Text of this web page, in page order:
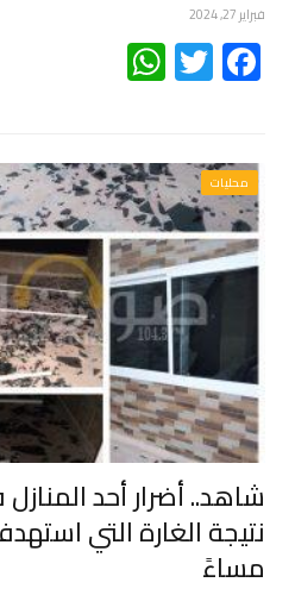
فبراير 27, 2024
Facebook
Twitter
محليات
شاهد.. أضرار أحد
نتيجة الغارة التي
مساءً